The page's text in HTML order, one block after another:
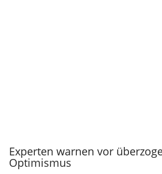
Experten warnen vor
Optimismus